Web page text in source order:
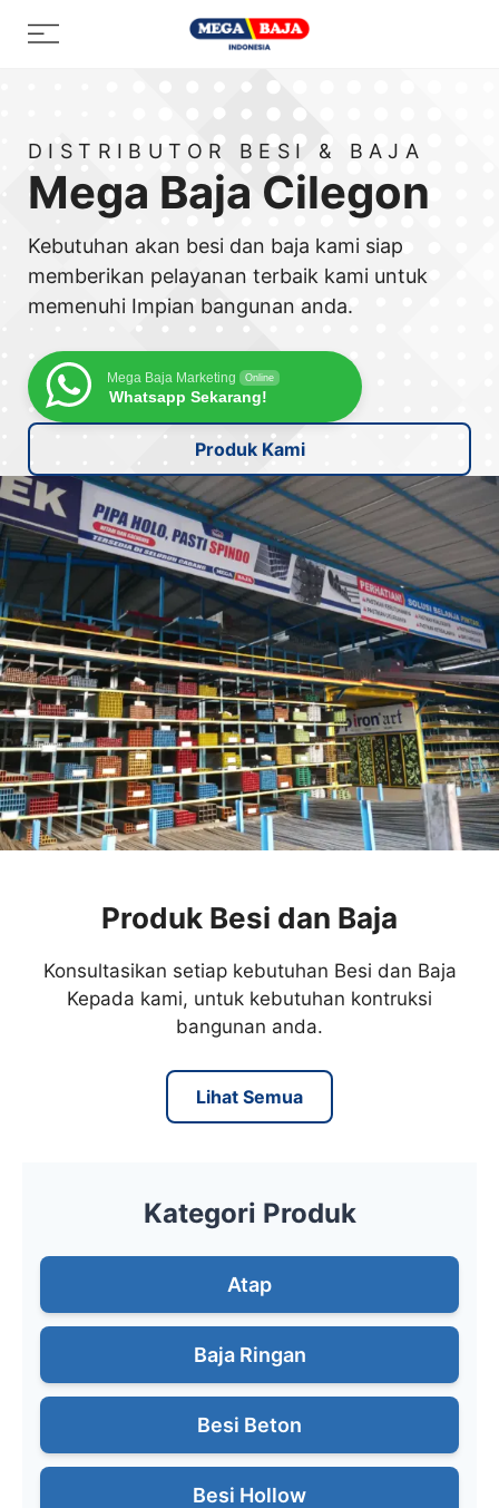
Menu
DISTRIBUTOR BESI & BAJA
Mega Baja Cilegon
Kebutuhan akan besi dan baja kami siap
memberikan pelayanan terbaik kami untuk
memenuhi Impian bangunan anda.
Mega Baja Marketing Online
Whatsapp Sekarang!
Produk Kami
Produk Besi dan Baja
Konsultasikan setiap kebutuhan Besi dan Baja
Kepada kami, untuk kebutuhan kontruksi
bangunan anda.
Lihat Semua
Kategori Produk
Atap
Baja Ringan
Besi Beton
Besi Hollow